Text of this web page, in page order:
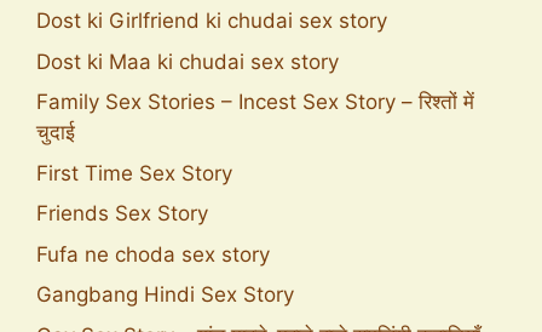
Dost ki Girlfriend ki chudai sex story
Dost ki Maa ki chudai sex story
Family Sex Stories – Incest Sex Story – रिश्तों में
चुदाई
First Time Sex Story
Friends Sex Story
Fufa ne choda sex story
Gangbang Hindi Sex Story